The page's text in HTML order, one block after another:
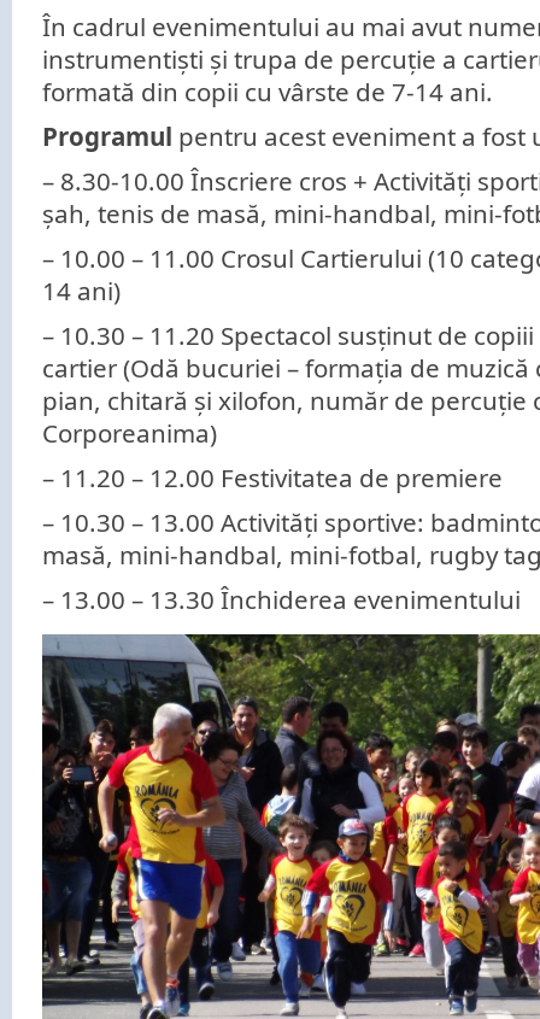
În cadrul evenimentului au mai avut
instrumentiști și trupa de percuție a
formată din copii cu vârste de 7-14 ani.
Programul pentru acest eveniment a fost
– 8.30-10.00 Înscriere cros + Activități
șah, tenis de masă, mini-handbal, mini-
– 10.00 – 11.00 Crosul Cartierului (10
14 ani)
– 10.30 – 11.20 Spectacol susținut de
cartier (Odă bucuriei – formația de muzică
pian, chitară și xilofon, număr de percuție
Corporeanima)
– 11.20 – 12.00 Festivitatea de premiere
– 10.30 – 13.00 Activități sportive:
masă, mini-handbal, mini-fotbal, rugby
– 13.00 – 13.30 Închiderea evenimentului